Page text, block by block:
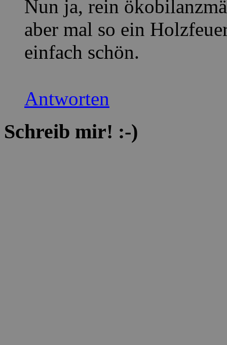
Nun ja, rein
aber mal so ein
einfach schön.
Antworten
Schreib mir! :-)